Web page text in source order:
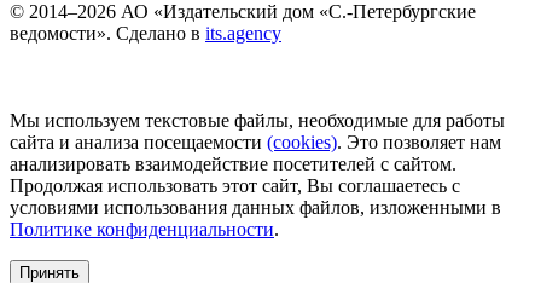
© 2014–2026 АО «Издательский дом «С.-Петербургские
ведомости». Сделано в its.agency
Мы используем текстовые файлы, необходимые для работы
сайта и анализа посещаемости (сookies). Это позволяет нам
анализировать взаимодействие посетителей с сайтом.
Продолжая использовать этот сайт, Вы соглашаетесь с
условиями использования данных файлов, изложенными в
Политике конфиденциальности.
Принять